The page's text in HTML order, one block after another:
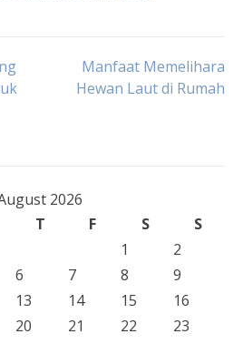
Manfaat Memelihara
Hewan Laut di Rumah
2026
T F S
S
1
2
6 7 8
9
13 14 15
16
20 21 22
23